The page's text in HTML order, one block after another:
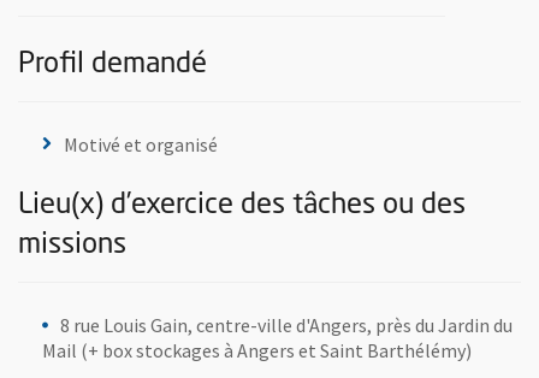
Profil demandé
Motivé et organisé
Lieu(x) d’exercice des tâches ou des
missions
8 rue Louis Gain, centre-ville d'Angers, près du Jardin du
Mail (+ box stockages à Angers et Saint Barthélémy)